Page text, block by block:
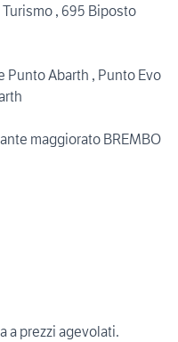
, 695 Biposto
Punto Abarth , Punto Evo
maggiorato BREMBO
a prezzi agevolati.